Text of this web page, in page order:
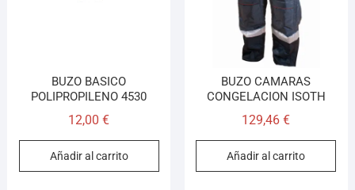
BUZO BASICO
POLIPROPILENO 4530
12,00€
Añadir al carrito
BUZO CAMARAS
CONGELACION ISOTH
129,46€
Añadir al carrito
Cómo llegar
aunque no sepas el nombre exacto